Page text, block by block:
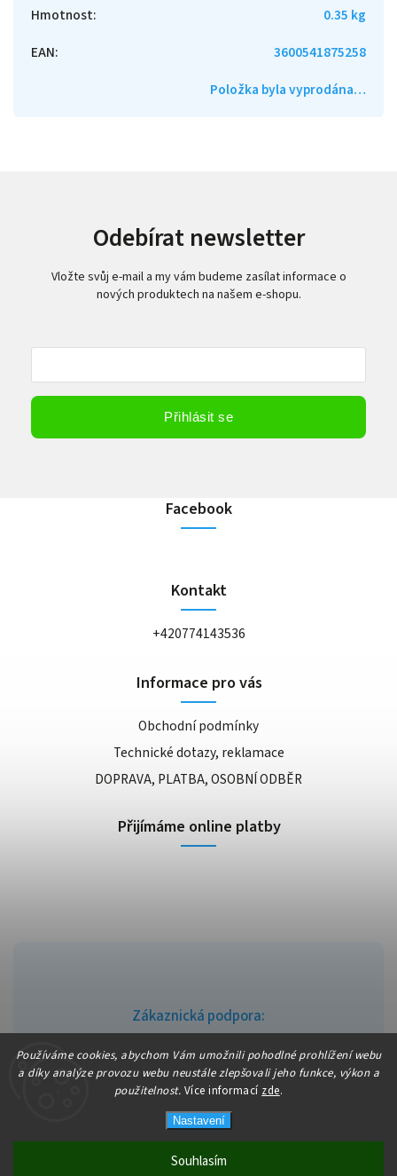
Používáme cookies, abychom Vám umožnili pohodlné prohlížení webu
a díky analýze provozu webu neustále zlepšovali jeho funkce, výkon a
použitelnost. Více informací zde.
Nastavení
Souhlasím
Hmotnost:
0.35 kg
EAN:
3600541875258
Položka byla vyprodána…
Odebírat newsletter
Vložte svůj e-mail a my vám budeme zasílat informace o
nových produktech na našem e-shopu.
Přihlásit se
Zákaznická podpora:
info@fajndrogerie.cz
Facebook
Kontakt
+420774143536
Informace pro vás
Obchodní podmínky
Technické dotazy, reklamace
DOPRAVA, PLATBA, OSOBNÍ ODBĚR
Přijímáme online platby
fajndrogerie
VytvořilShoptet | Design